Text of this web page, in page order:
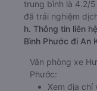
Gia Lai
f. Giá vé giá xe
Phước Hưng
giường
limousine